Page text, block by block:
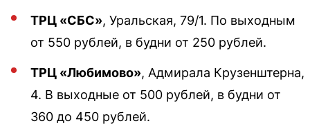
ТРЦ «СБС», Уральская, 79/1. По выходным
от 550 рублей, в будни от 250 рублей.
ТРЦ «Любимово», Адмирала Крузенштерна,
4. В выходные от 500 рублей, в будни от
360 до 450 рублей.